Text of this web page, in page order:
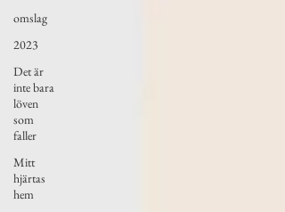
omslag
2023
Det är
inte bara
löven
som
faller
Mitt
hjärtas
hem